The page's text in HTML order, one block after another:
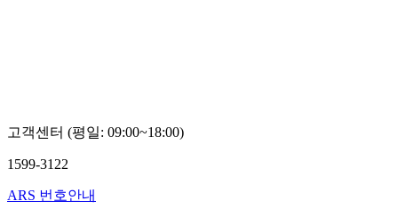
고객센터 (평일: 09:00~18:00)
1599-3122
ARS 번호안내